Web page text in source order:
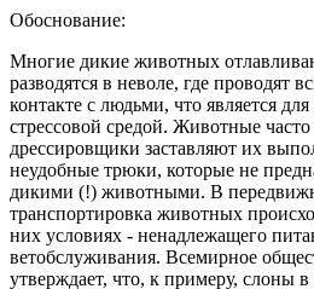
Обоснование:
Многие дикие животных
разводятся в неволе, где проводят
контакте с людьми, что является
стрессовой средой. Животные
дрессировщики заставляют их
неудобные трюки, которые не
дикими (!) животными. В
транспортировка животных
них условиях - ненадлежащего
ветобслуживания. Всемирное
утверждает, что, к примеру, слоны